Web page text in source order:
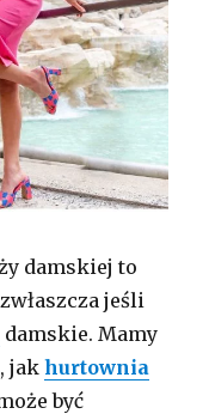
damskiej to
jeśli
damskie. Mamy
jakhurtownia
być